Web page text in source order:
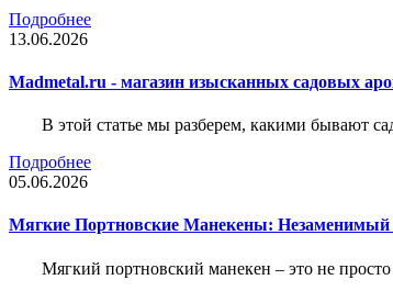
Подробнее
13.06.2026
Madmetal.ru - магазин изысканных садовых
В этой статье мы разберем, какими бывают
Подробнее
05.06.2026
Мягкие Портновские Манекены: Незаменимый
Мягкий портновский манекен – это не